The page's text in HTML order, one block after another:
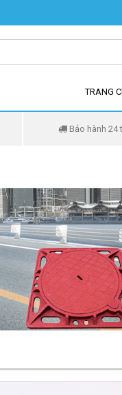
TRANG
Bảo hành 24